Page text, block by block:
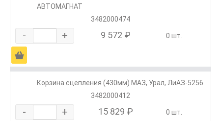
АВТОМАГНАТ
3482000474
- + 9 572 ₽ 0 шт.
Ä
Корзина сцепления (430мм) МАЗ, Урал, ЛиАЗ-5256
3482000412
- + 15 829 ₽ 0 шт.